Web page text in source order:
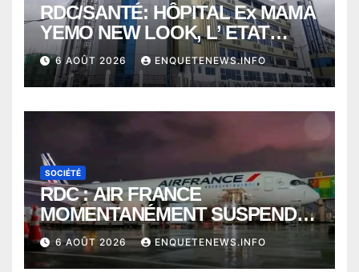
RDC/SANTÉ: HÔPITAL Ex MAMA
YEMO NEW LOOK, L’ ETAT
PERD LE CONTROLE
6 AOÛT 2026 ENQUETENEWS.INFO
SOCIÉTÉ
RDC : AIR FRANCE
MOMENTANÉMENT SUSPENDU
ENTRE KINSHASA ET PARIS ?
6 AOÛT 2026 ENQUETENEWS.INFO